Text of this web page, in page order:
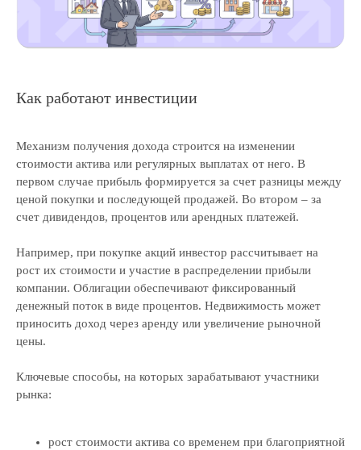
Как работают инвестиции
Механизм получения дохода строится на изменении
стоимости актива или регулярных выплатах от него. В
первом случае прибыль формируется за счет разницы между
ценой покупки и последующей продажей. Во втором – за
счет дивидендов, процентов или арендных платежей.
Например, при покупке акций инвестор рассчитывает на
рост их стоимости и участие в распределении прибыли
компании. Облигации обеспечивают фиксированный
денежный поток в виде процентов. Недвижимость может
приносить доход через аренду или увеличение рыночной
цены.
Ключевые способы, на которых зарабатывают участники
рынка:
рост стоимости актива со временем при благоприятной